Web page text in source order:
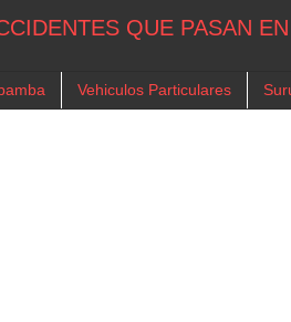
QUE PASAN
Vehiculos Particulares